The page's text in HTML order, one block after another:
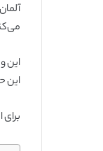
این
این